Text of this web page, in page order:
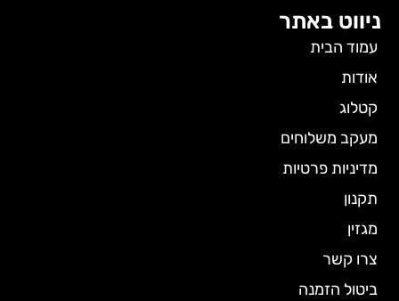
ניווט באתר
עמוד הבית
אודות
קטלוג
מעקב משלוחים
מדיניות פרטיות
תקנון
מגזין
צרו קשר
ביטול הזמנה